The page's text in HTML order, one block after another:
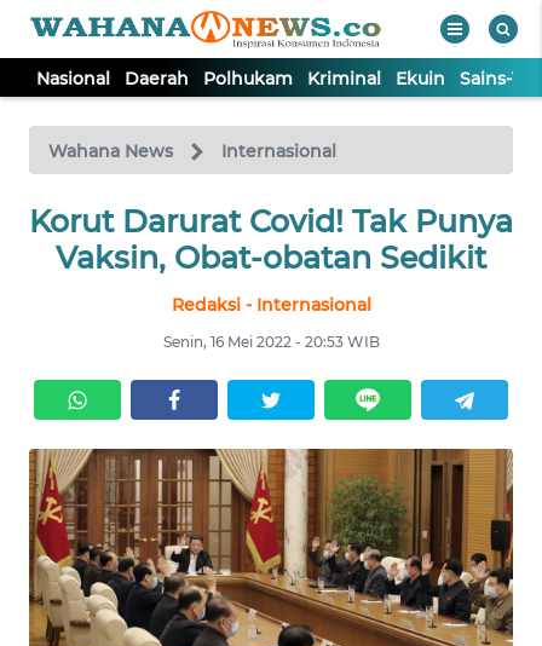
Nasional Daerah Polhukam Kriminal Ekuin Sains-
Wahana News Internasional
Korut Darurat Covid! Tak Punya
Vaksin, Obat-obatan Sedikit
Redaksi - Internasional
Senin, 16 Mei 2022 - 20:53 WIB
TV
Tutup
NASIONAL
KRIMINAL
EKUIN
SAINS-TEKNO
KESEHATAN